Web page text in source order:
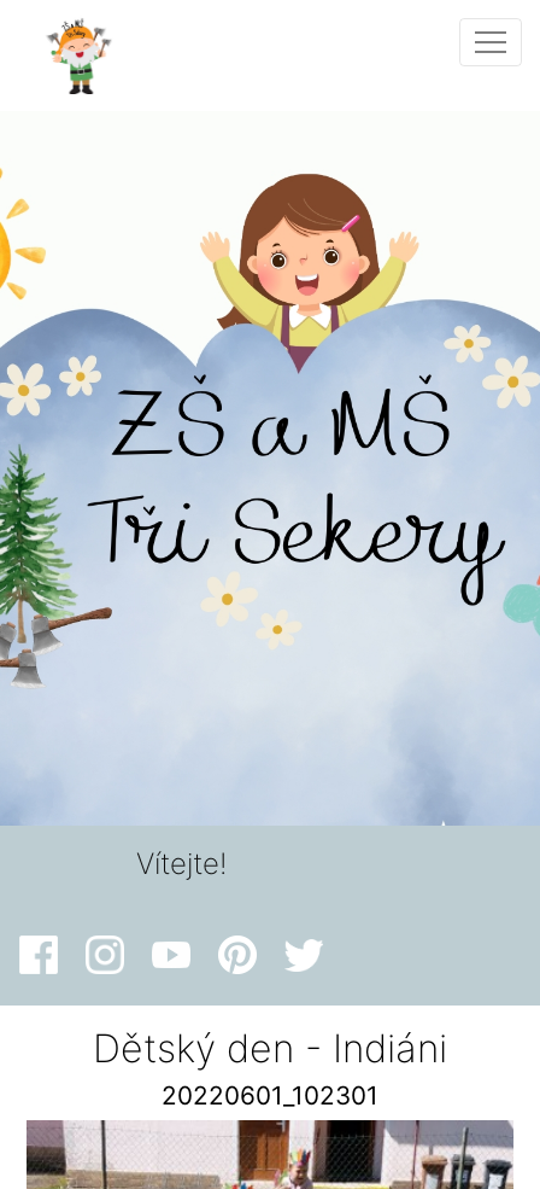
Vítejte!
Dětský den - Indiáni
20220601_102301